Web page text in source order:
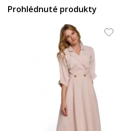
41.86 EUR
Prohlédnuté produkty